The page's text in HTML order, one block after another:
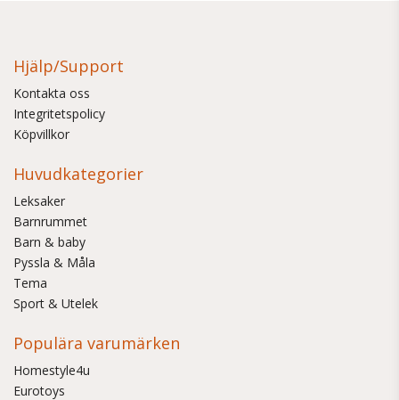
Hjälp/Support
Kontakta oss
Integritetspolicy
Köpvillkor
Huvudkategorier
Leksaker
Barnrummet
Barn & baby
Pyssla & Måla
Tema
Sport & Utelek
Populära varumärken
Homestyle4u
Eurotoys